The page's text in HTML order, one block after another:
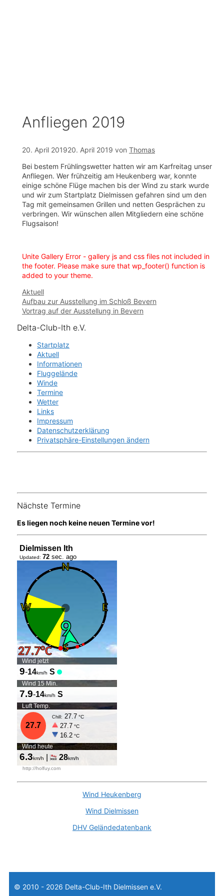
Anfliegen 2019
20. April 201920. April 2019 von Thomas
Bei bestem Frühlingswetter hatten wir am Karfreitag unser
Anfliegen. Wer frühzeitig am Heukenberg war, konnte
einige schöne Flüge machen bis der Wind zu stark wurde
und wir zum Startplatz Dielmissen gefahren sind um den
Tag mit gemeinsamen Grillen und netten Gesprächen zu
verbringen. Wir wünschen allen Mitgliedern eine schöne
Flugsaison!
Unite Gallery Error - gallery js and css files not included in
the footer. Please make sure that wp_footer() function is
added to your theme.
Kategorien
Aktuell
Aufbau zur Ausstellung im Schloß Bevern
Vortrag auf der Ausstellung in Bevern
Delta-Club-Ith e.V.
Startplatz
Aktuell
Informationen
Fluggelände
Winde
Termine
Wetter
Links
Impressum
Datenschutzerklärung
Privatsphäre-Einstellungen ändern
Nächste Termine
Es liegen noch keine neuen Termine vor!
Wind Heukenberg
Wind Dielmissen
DHV Geländedatenbank
© 2010 - 2026 Delta-Club-Ith Dielmissen e.V.